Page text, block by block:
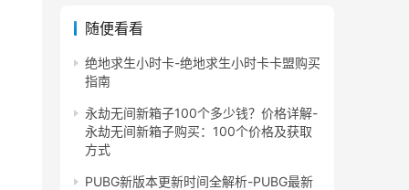
随便看看
绝地求生小时卡-绝地求生小时卡卡盟购买
指南
永劫无间新箱子100个多少钱？价格详解-
永劫无间新箱子购买：100个价格及获取
方式
PUBG新版本更新时间全解析-PUBG最新